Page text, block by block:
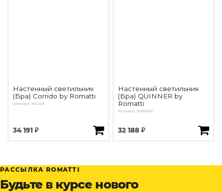
Настенный светильник
(Бра) Corrido by Romatti
Артикул: WL148
34 191 ₽
Настенный светильник
(Бра) QUINNER by
Romatti
Артикул: WB2407
32 188 ₽
РАССЫЛКА ROMATTI
Будьте в курсе нового